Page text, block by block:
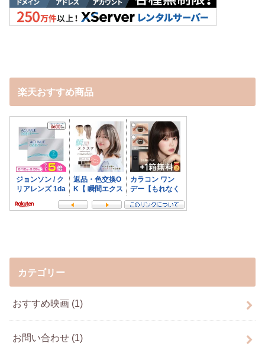
楽天おすすめ商品
カテゴリー
おすすめ映画 (1)
お問い合わせ (1)